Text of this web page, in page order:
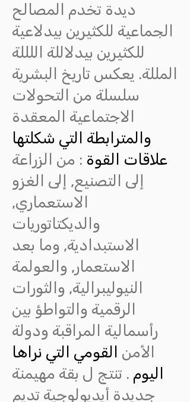
ديدة تخدم المصالح
الجماعية للكثيرين بيدلاعية
للكثيرين بيدلاللة اللللة
المللة. يعكس تاريخ البشرية
سلسلة من التحولات
الاجتماعية المعقدة
والمترابطة التي شكلتها
علاقات القوة : من الزراعة
إلى التصنيع, إلى الغزو
الاستعماري,
والديكتاتوريات
الاستبدادية, وما بعد
الاستعمار, والعولمة
النيوليبرالية, والثورات
الرقمية والتواطؤ بين
رأسمالية المراقبة ودولة
الأمن القومي التي نراها
اليوم . تنتج ل بقة مهيمنة
جديدة أيديولوجية تديم